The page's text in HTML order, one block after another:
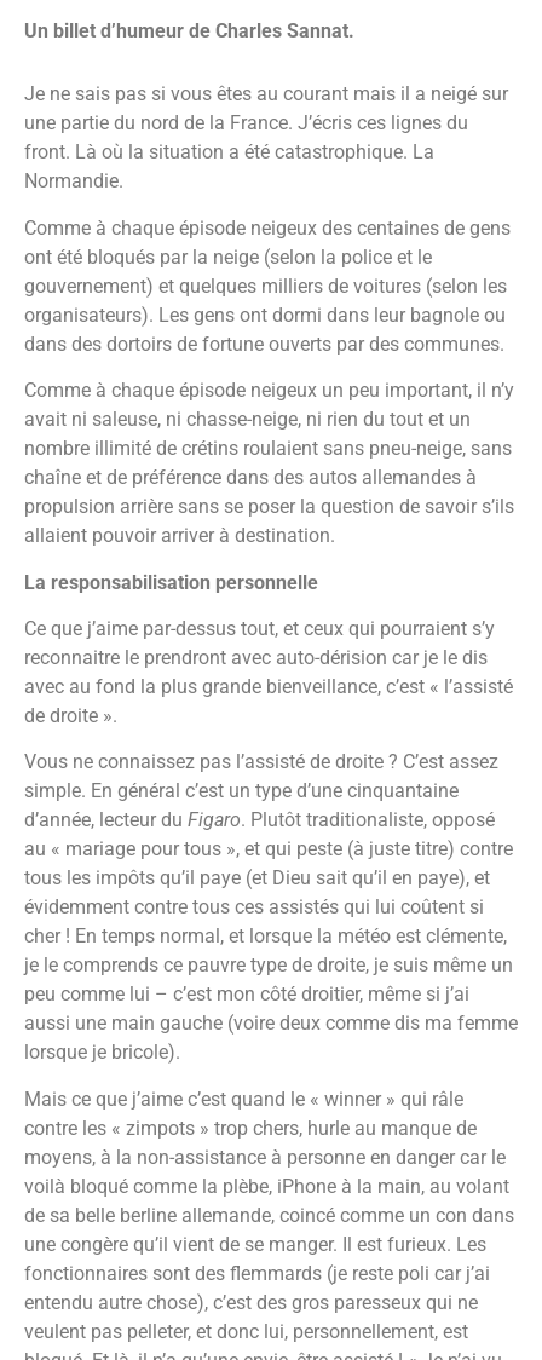
Un billet d’humeur de Charles Sannat.
Je ne sais pas si vous êtes au courant mais il a neigé sur
une partie du nord de la France. J’écris ces lignes du
front. Là où la situation a été catastrophique. La
Normandie.
Comme à chaque épisode neigeux des centaines de gens
ont été bloqués par la neige (selon la police et le
gouvernement) et quelques milliers de voitures (selon les
organisateurs). Les gens ont dormi dans leur bagnole ou
dans des dortoirs de fortune ouverts par des communes.
Comme à chaque épisode neigeux un peu important, il n’y
avait ni saleuse, ni chasse-neige, ni rien du tout et un
nombre illimité de crétins roulaient sans pneu-neige, sans
chaîne et de préférence dans des autos allemandes à
propulsion arrière sans se poser la question de savoir s’ils
allaient pouvoir arriver à destination.
La responsabilisation personnelle
Ce que j’aime par-dessus tout, et ceux qui pourraient s’y
reconnaitre le prendront avec auto-dérision car je le dis
avec au fond la plus grande bienveillance, c’est « l’assisté
de droite ».
Vous ne connaissez pas l’assisté de droite ? C’est assez
simple. En général c’est un type d’une cinquantaine
d’année, lecteur du Figaro. Plutôt traditionaliste, opposé
au « mariage pour tous », et qui peste (à juste titre) contre
tous les impôts qu’il paye (et Dieu sait qu’il en paye), et
évidemment contre tous ces assistés qui lui coûtent si
cher ! En temps normal, et lorsque la météo est clémente,
je le comprends ce pauvre type de droite, je suis même un
peu comme lui – c’est mon côté droitier, même si j’ai
aussi une main gauche (voire deux comme dis ma femme
lorsque je bricole).
Mais ce que j’aime c’est quand le « winner » qui râle
contre les « zimpots » trop chers, hurle au manque de
moyens, à la non-assistance à personne en danger car le
voilà bloqué comme la plèbe, iPhone à la main, au volant
de sa belle berline allemande, coincé comme un con dans
une congère qu’il vient de se manger. Il est furieux. Les
fonctionnaires sont des flemmards (je reste poli car j’ai
entendu autre chose), c’est des gros paresseux qui ne
veulent pas pelleter, et donc lui, personnellement, est